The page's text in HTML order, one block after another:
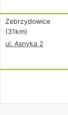
Zebrzydowice
(31km)
ul. Asnyka 2